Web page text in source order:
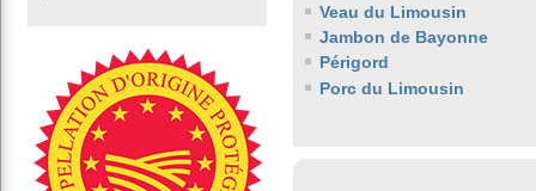
Veau du Limousin
Jambon de Bayonne
Périgord
Porc du Limousin